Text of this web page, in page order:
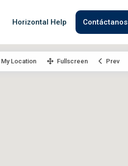
Horizontal Help Contáctanos
My Location Fullscreen Prev